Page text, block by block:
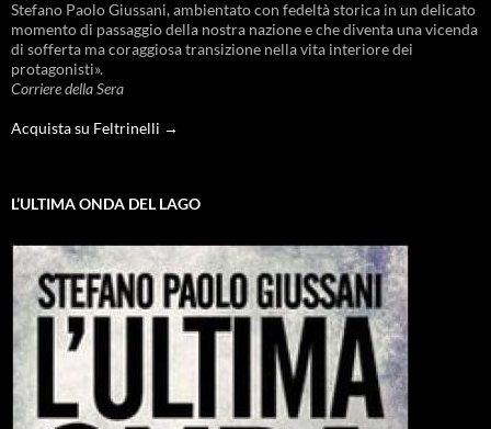
Stefano Paolo Giussani, ambientato con fedeltà storica in un delicato
momento di passaggio della nostra nazione e che diventa una vicenda
di sofferta ma coraggiosa transizione nella vita interiore dei
protagonisti».
Corriere della Sera
Acquista su Feltrinelli →
L’ULTIMA ONDA DEL LAGO